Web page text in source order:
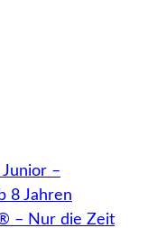
–
8 Jahren
– Nur die Zeit